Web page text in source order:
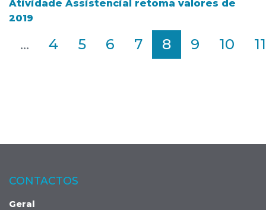
Atividade Assistencial retoma valores de
2019
... 4 5 6 7 8 9 10 11
CONTACTOS
Geral